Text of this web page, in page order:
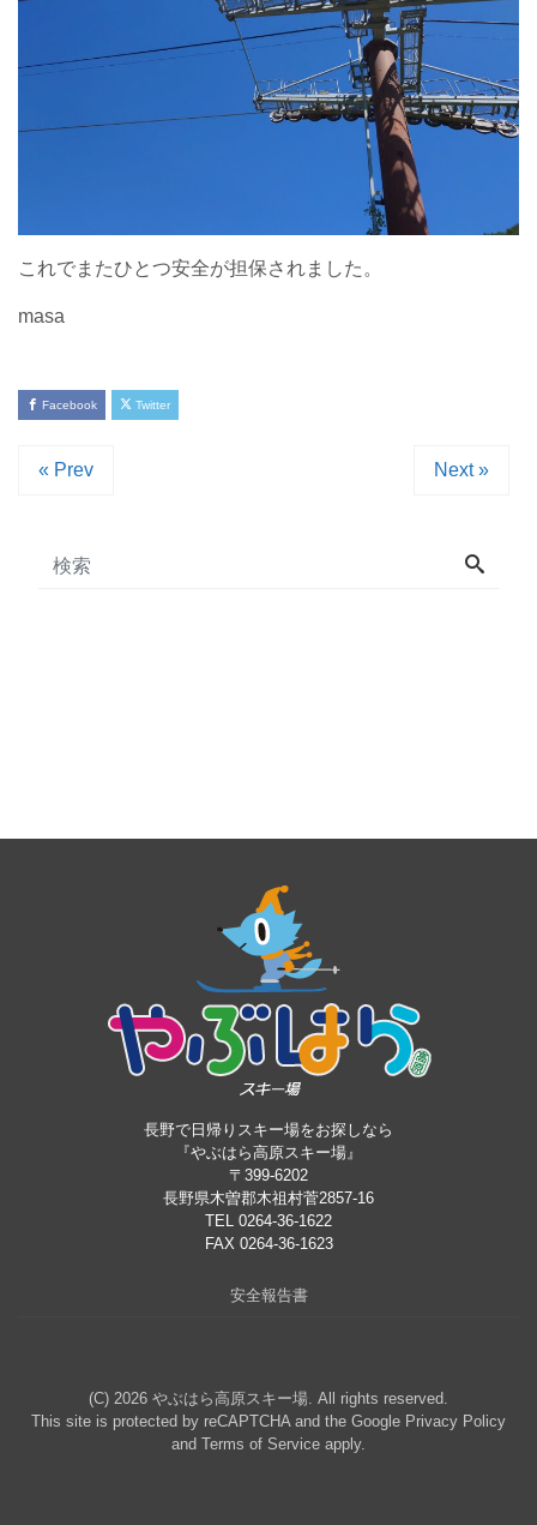
これでまたひとつ安全が担保されました。
masa
Facebook Twitter
« Prev Next »
長野で日帰りスキー場をお探しなら
『やぶはら高原スキー場』
〒399-6202
長野県木曽郡木祖村菅2857-16
TEL 0264-36-1622
FAX 0264-36-1623
安全報告書
(C) 2026 やぶはら高原スキー場. All rights reserved.
This site is protected by reCAPTCHA and the Google Privacy Policy
and Terms of Service apply.